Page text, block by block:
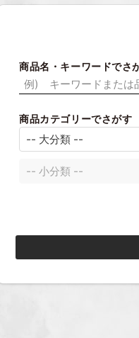
商品名・キーワードでさ
商品カテゴリーでさがす